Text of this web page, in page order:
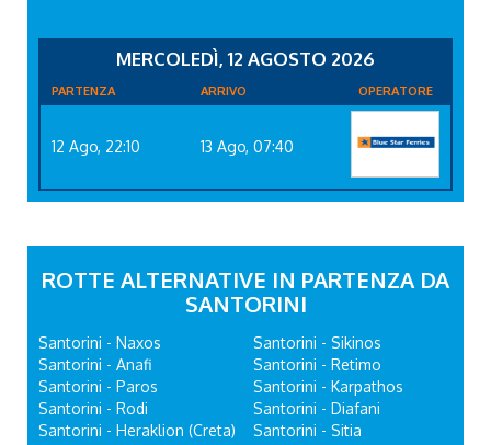
MERCOLEDÌ, 12 AGOSTO 2026
PARTENZA ARRIVO OPERATORE
12 Ago, 22:10 13 Ago, 07:40
ROTTE ALTERNATIVE IN PARTENZA DA
SANTORINI
Santorini - Naxos
Santorini - Anafi
Santorini - Paros
Santorini - Rodi
Santorini - Heraklion (Creta)
Santorini - Sikinos
Santorini - Retimo
Santorini - Karpathos
Santorini - Diafani
Santorini - Sitia